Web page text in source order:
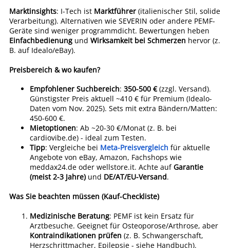
Marktinsights: I-Tech ist Marktführer (italienischer Stil, solide
Verarbeitung). Alternativen wie SEVERIN oder andere PEMF-
Geräte sind weniger programmdicht. Bewertungen heben
Einfachbedienung und Wirksamkeit bei Schmerzen hervor (z.
B. auf Idealo/eBay).
Preisbereich & wo kaufen?
Empfohlener Suchbereich: 350-500 €(zzgl. Versand).
Günstigster Preis aktuell ~410 € für Premium (Idealo-
Daten vom Nov. 2025). Sets mit extra Bändern/Matten:
450-600 €.
Mietoptionen: Ab ~20-30 €/Monat (z. B. bei
cardiovibe.de) - ideal zum Testen.
Tipp: Vergleiche bei Meta-Preisvergleich für aktuelle
Angebote von eBay, Amazon, Fachshops wie
meddax24.de oder wellstore.it. Achte aufGarantie
(meist 2-3 Jahre) und DE/AT/EU-Versand.
Was Sie beachten müssen (Kauf-Checkliste)
Medizinische Beratung: PEMF ist kein Ersatz für
Arztbesuche. Geeignet für Osteoporose/Arthrose, aber
Kontraindikationen prüfen (z. B. Schwangerschaft,
Herzschrittmacher, Epilepsie - siehe Handbuch).